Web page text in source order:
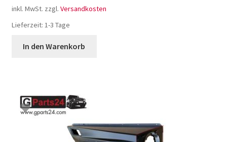
inkl. MwSt. zzgl. Versandkosten
Lieferzeit: 1-3 Tage
In den Warenkorb